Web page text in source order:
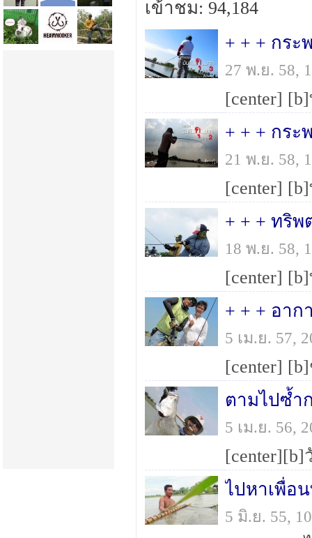
เข้าชม: 94,184
+ + + กระ
27 พ.ย. 58,
+ + + กระ
21 พ.ย. 58,
18 พ.ย. 58,
5 เม.ย. 57,
5 เม.ย. 56,
ไปหาเพื่อ
5 มิ.ย. 55,